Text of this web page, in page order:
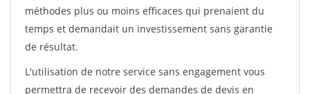
méthodes plus ou moins efficaces qui prenaient du
temps et demandait un investissement sans garantie
de résultat.
L'utilisation de notre service sans engagement vous
permettra de recevoir des demandes de devis en